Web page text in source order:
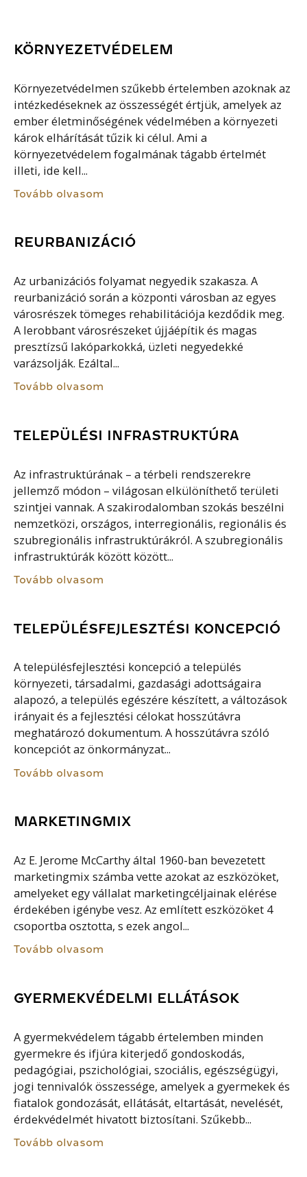
KÖRNYEZETVÉDELEM
Környezetvédelmen szűkebb értelemben azoknak az
intézkedéseknek az összességét értjük, amelyek az
ember életminőségének védelmében a környezeti
károk elhárítását tűzik ki célul. Ami a
környezetvédelem fogalmának tágabb értelmét
illeti, ide kell...
Tovább olvasom
REURBANIZÁCIÓ
Az urbanizációs folyamat negyedik szakasza. A
reurbanizáció során a központi városban az egyes
városrészek tömeges rehabilitációja kezdődik meg.
A lerobbant városrészeket újjáépítik és magas
presztízsű lakóparkokká, üzleti negyedekké
varázsolják. Ezáltal...
Tovább olvasom
TELEPÜLÉSI INFRASTRUKTÚRA
Az infrastruktúrának – a térbeli rendszerekre
jellemző módon – világosan elkülöníthető területi
szintjei vannak. A szakirodalomban szokás beszélni
nemzetközi, országos, interregionális, regionális és
szubregionális infrastruktúrákról. A szubregionális
infrastruktúrák között között...
Tovább olvasom
TELEPÜLÉSFEJLESZTÉSI KONCEPCIÓ
A településfejlesztési koncepció a település
környezeti, társadalmi, gazdasági adottságaira
alapozó, a település egészére készített, a változások
irányait és a fejlesztési célokat hosszútávra
meghatározó dokumentum. A hosszútávra szóló
koncepciót az önkormányzat...
Tovább olvasom
MARKETINGMIX
Az E. Jerome McCarthy által 1960-ban bevezetett
marketingmix számba vette azokat az eszközöket,
amelyeket egy vállalat marketingcéljainak elérése
érdekében igénybe vesz. Az említett eszközöket 4
csoportba osztotta, s ezek angol...
Tovább olvasom
GYERMEKVÉDELMI ELLÁTÁSOK
A gyermekvédelem tágabb értelemben minden
gyermekre és ifjúra kiterjedő gondoskodás,
pedagógiai, pszichológiai, szociális, egészségügyi,
jogi tennivalók összessége, amelyek a gyermekek és
fiatalok gondozását, ellátását, eltartását, nevelését,
érdekvédelmét hivatott biztosítani. Szűkebb...
Tovább olvasom